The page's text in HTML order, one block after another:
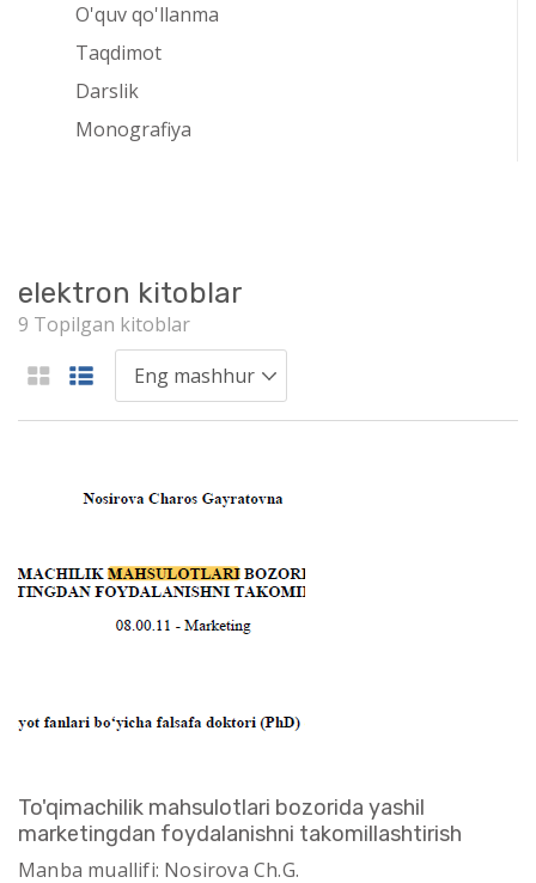
O'quv qo'llanma
Taqdimot
Darslik
Monografiya
elektron kitoblar
9 Topilgan kitoblar
To'qimachilik mahsulotlari bozorida yashil
marketingdan foydalanishni takomillashtirish
Manba muallifi: Nosirova Ch.G.